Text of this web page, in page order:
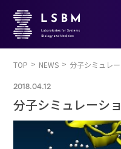
TOP NEWS 分子シミュレ
2018.04.12
分子シミュレーシ